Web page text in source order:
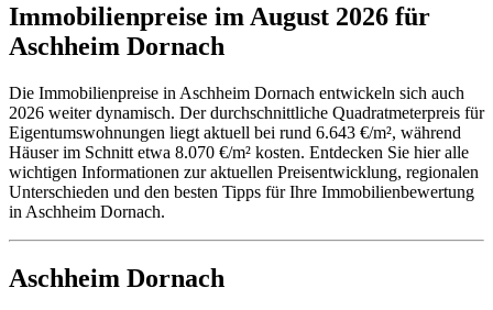
Immobilienpreise im August 2026 für
Aschheim Dornach
Die Immobilienpreise in Aschheim Dornach entwickeln sich auch
2026 weiter dynamisch. Der durchschnittliche Quadratmeterpreis für
Eigentumswohnungen liegt aktuell bei rund 6.643 €/m², während
Häuser im Schnitt etwa 8.070 €/m² kosten. Entdecken Sie hier alle
wichtigen Informationen zur aktuellen Preisentwicklung, regionalen
Unterschieden und den besten Tipps für Ihre Immobilienbewertung
in Aschheim Dornach.
Aschheim Dornach